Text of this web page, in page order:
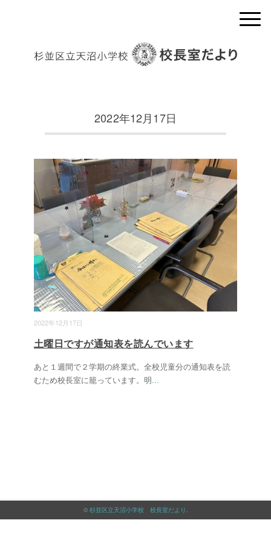
2022年12月17日
2022年12月17日
土曜日ですが通知表を読んでいます
あと１週間で２学期の終業式。全校児童分の通知表を読
むため校長室に籠っています。明...
© 杉並区立天沼小学校 校長室だより .